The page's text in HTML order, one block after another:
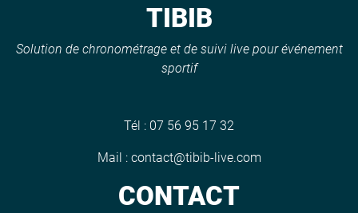
TIBIB
Solution de chronométrage et de suivi live pour événement
sportif
Tél : 07 56 95 17 32
Mail : contact@tibib-live.com
CONTACT